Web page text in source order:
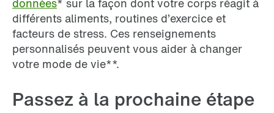
différents aliments, routines d’exercice et
facteurs de stress. Ces renseignements
personnalisés peuvent vous aider à changer
votre mode de vie**.
Passez à la prochaine étape